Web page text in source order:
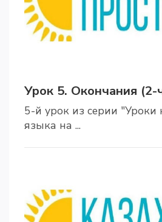
Урок 5. Окончания (2-
5-й урок из серии "Уроки
языка на ...